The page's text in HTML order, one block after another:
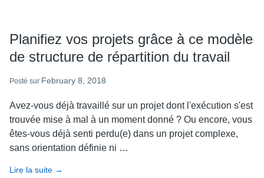
Planifiez vos projets grâce à ce modèle
de structure de répartition du travail
Posté sur February 8, 2018
Avez-vous déjà travaillé sur un projet dont l'exécution s'est
trouvée mise à mal à un moment donné ? Ou encore, vous
êtes-vous déjà senti perdu(e) dans un projet complexe,
sans orientation définie ni …
Lire la suite about
→